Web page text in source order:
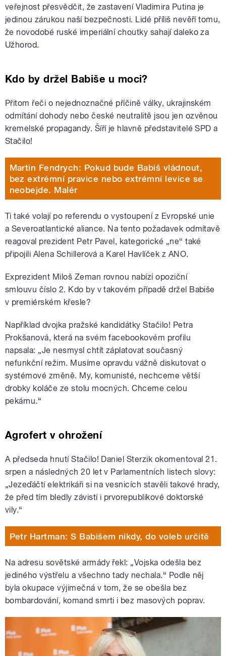
veřejnost přesvědčit, že zastavení Vladimira Putina je
jedinou zárukou naší bezpečnosti. Lidé příliš nevěří tomu,
že novodobé ruské imperiální choutky sahají daleko za
Užhorod.
Kdo by držel Babiše u moci?
Přitom řeči o nejednoznačné příčině války, ukrajinském
odmítání dohody nebo české neutralitě jsou jen ozvěnou
kremelské propagandy. Šíří je hlavně představitelé SPD a
Stačilo!
Martin Fendrych: Pokud bude Babiš vládnout,
bez extrémní pravice nebo extrémní levice se
neobejde. Malér
Ti také volají po referendu o vystoupení z Evropské unie
a Severoatlantické aliance. Na tento požadavek odmítavě
reagoval prezident Petr Pavel, kategorické „ne“ také
připojili Alena Schillerová a Karel Havlíček z ANO.
Exprezident Miloš Zeman rovnou nabízí opoziční
smlouvu číslo 2. Kdo by v takovém případě držel Babiše
v premiérském křesle?
Například dvojka pražské kandidátky Stačilo! Petra
Prokšanová, která na svém facebookovém profilu
napsala: „Je nesmysl chtít záplatovat současný
nefunkční režim. Musíme opravdu vážně diskutovat o
systémové změně. My, komunisté, nechceme větší
drobky koláče ze stolu mocných. Chceme celou
pekárnu.“
Agrofert v ohrožení
A předseda hnutí Stačilo! Daniel Sterzik okomentoval 21.
srpen a následných 20 let v Parlamentních listech slovy:
„Jezeďáčtí elektrikáři si na vesnicích stavěli takové hrady,
že před tím bledly závistí i prvorepublikové doktorské
vily.“
Petr Hartman: S Babišem nikdy, do voleb určitě
Na adresu sovětské armády řekl: „Vojska odešla bez
jediného výstřelu a všechno tady nechala.“ Podle něj
byla okupace výjimečná v tom, že se obešla bez
bombardování, komand smrti i bez masových poprav.